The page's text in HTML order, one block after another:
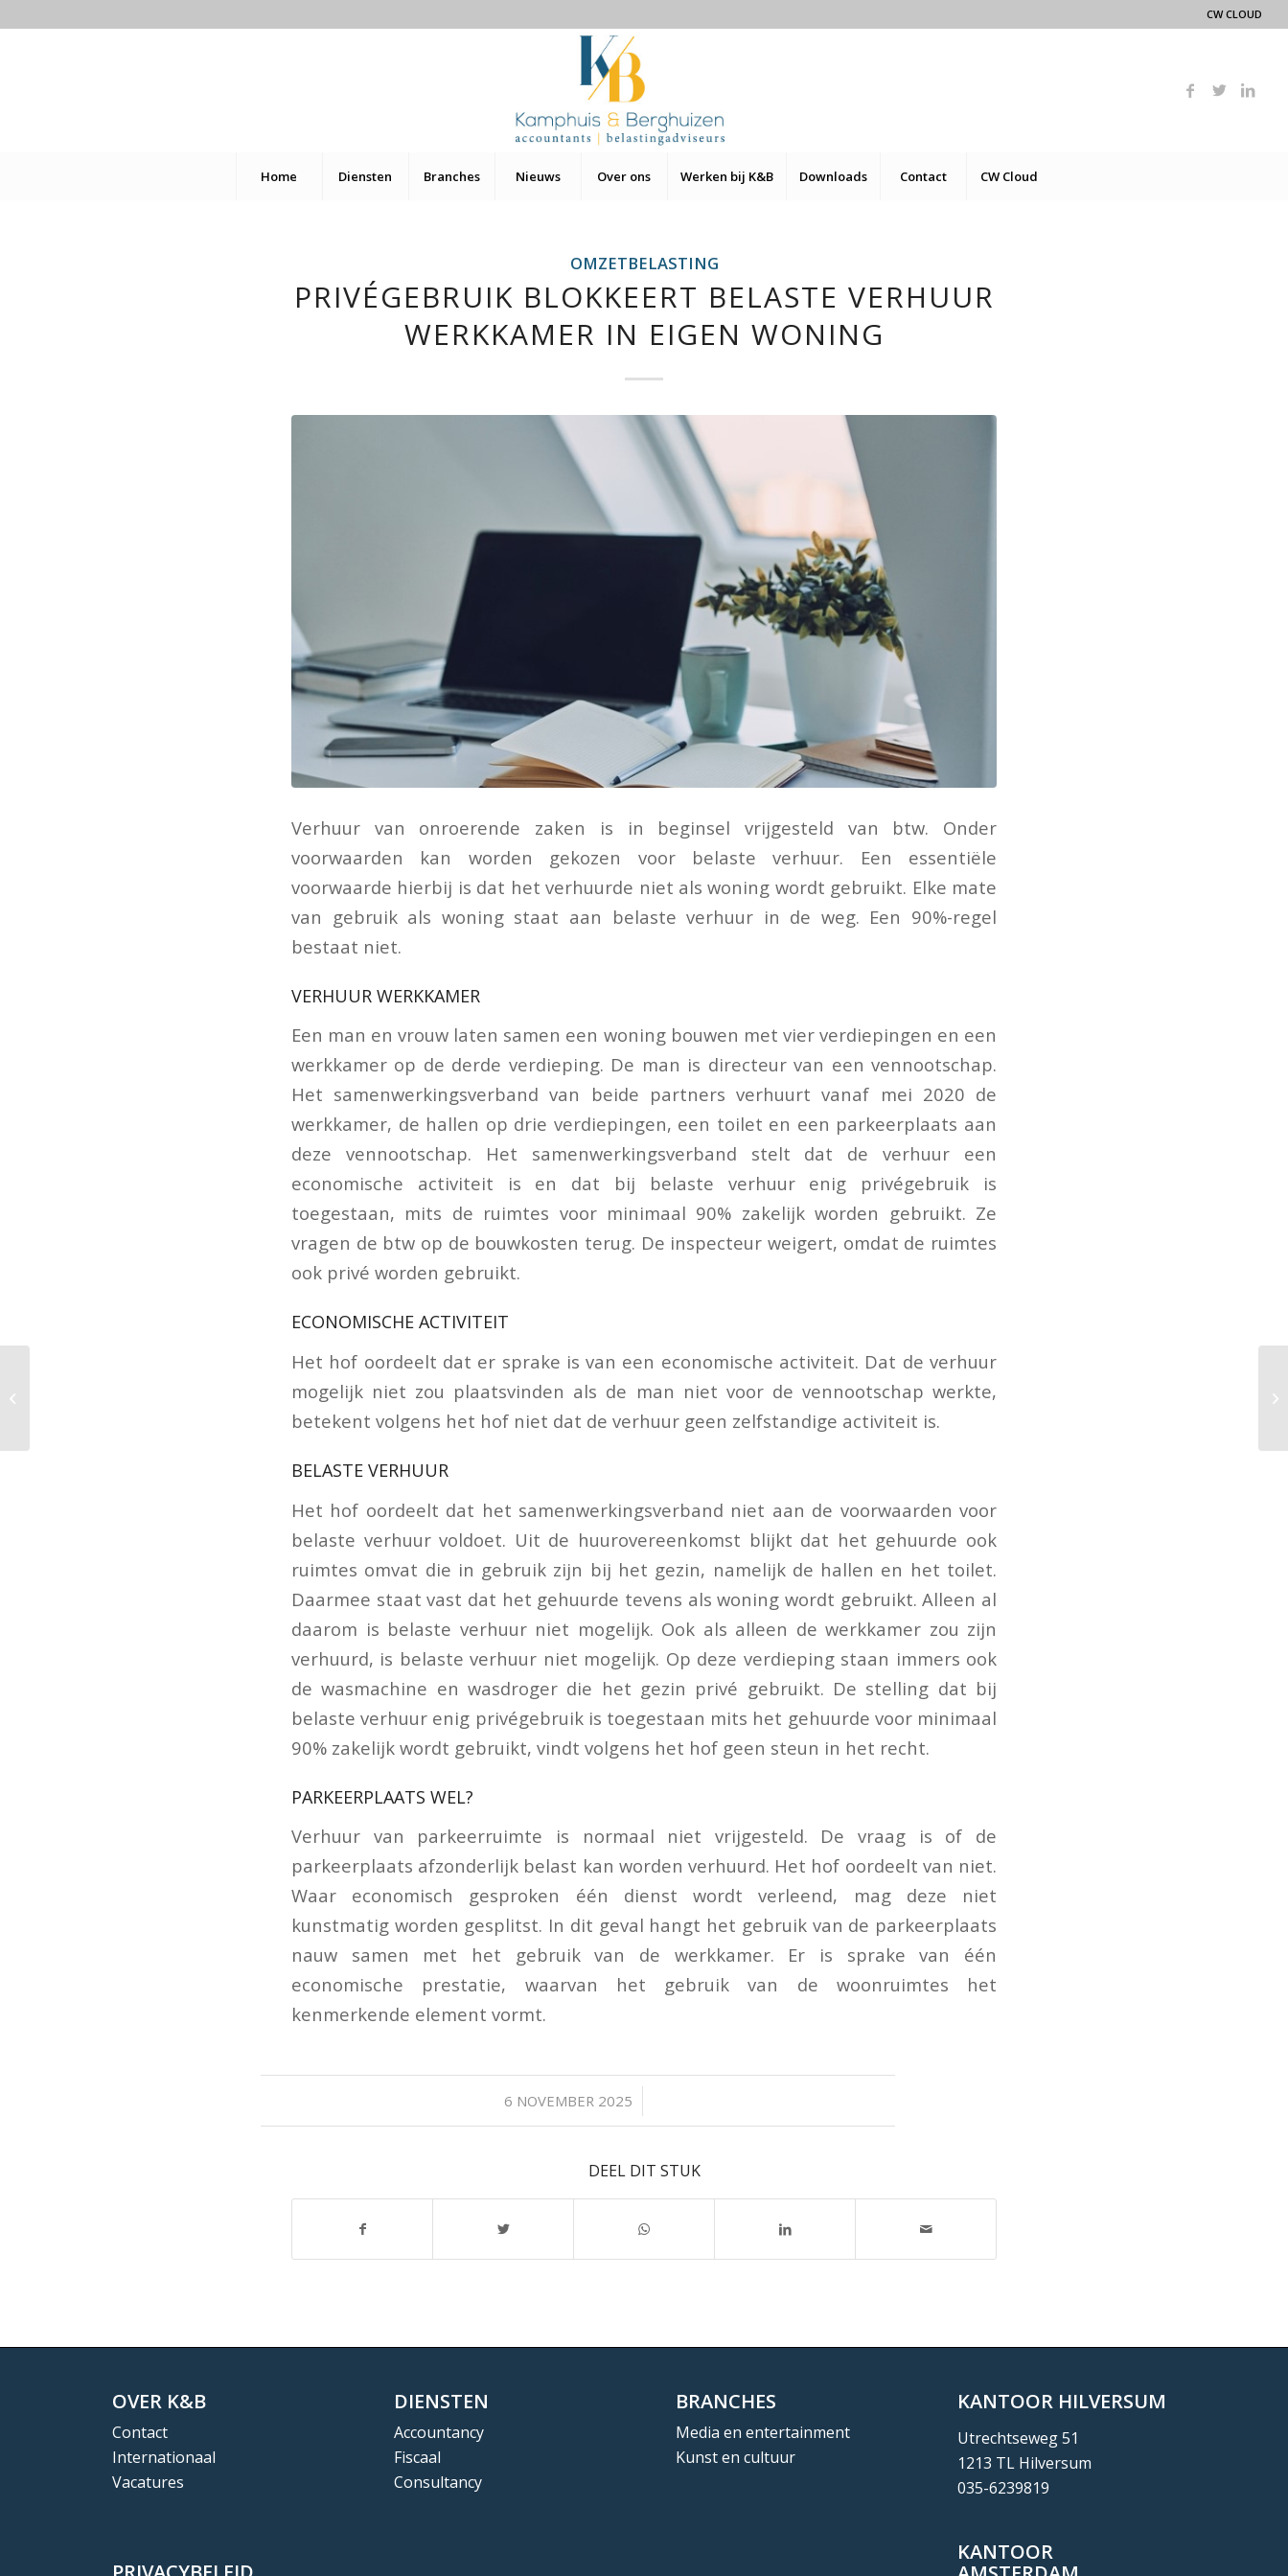
CW CLOUD
Home Diensten Branches Nieuws Over ons Werken bij K&B Downloads Contact CW Cloud
OMZETBELASTING
PRIVÉGEBRUIK BLOKKEERT BELASTE VERHUUR
WERKKAMER IN EIGEN WONING
Verhuur van onroerende zaken is in beginsel vrijgesteld van btw. Onder
voorwaarden kan worden gekozen voor belaste verhuur. Een essentiële
voorwaarde hierbij is dat het verhuurde niet als woning wordt gebruikt. Elke mate
van gebruik als woning staat aan belaste verhuur in de weg. Een 90%-regel
bestaat niet.
VERHUUR WERKKAMER
Een man en vrouw laten samen een woning bouwen met vier verdiepingen en een
werkkamer op de derde verdieping. De man is directeur van een vennootschap.
Het samenwerkingsverband van beide partners verhuurt vanaf mei 2020 de
werkkamer, de hallen op drie verdiepingen, een toilet en een parkeerplaats aan
deze vennootschap. Het samenwerkingsverband stelt dat de verhuur een
economische activiteit is en dat bij belaste verhuur enig privégebruik is
toegestaan, mits de ruimtes voor minimaal 90% zakelijk worden gebruikt. Ze
vragen de btw op de bouwkosten terug. De inspecteur weigert, omdat de ruimtes
ook privé worden gebruikt.
ECONOMISCHE ACTIVITEIT
Het hof oordeelt dat er sprake is van een economische activiteit. Dat de verhuur
mogelijk niet zou plaatsvinden als de man niet voor de vennootschap werkte,
betekent volgens het hof niet dat de verhuur geen zelfstandige activiteit is.
BELASTE VERHUUR
Het hof oordeelt dat het samenwerkingsverband niet aan de voorwaarden voor
belaste verhuur voldoet. Uit de huurovereenkomst blijkt dat het gehuurde ook
ruimtes omvat die in gebruik zijn bij het gezin, namelijk de hallen en het toilet.
Daarmee staat vast dat het gehuurde tevens als woning wordt gebruikt. Alleen al
daarom is belaste verhuur niet mogelijk. Ook als alleen de werkkamer zou zijn
verhuurd, is belaste verhuur niet mogelijk. Op deze verdieping staan immers ook
de wasmachine en wasdroger die het gezin privé gebruikt. De stelling dat bij
belaste verhuur enig privégebruik is toegestaan mits het gehuurde voor minimaal
90% zakelijk wordt gebruikt, vindt volgens het hof geen steun in het recht.
PARKEERPLAATS WEL?
Verhuur van parkeerruimte is normaal niet vrijgesteld. De vraag is of de
parkeerplaats afzonderlijk belast kan worden verhuurd. Het hof oordeelt van niet.
Waar economisch gesproken één dienst wordt verleend, mag deze niet
kunstmatig worden gesplitst. In dit geval hangt het gebruik van de parkeerplaats
nauw samen met het gebruik van de werkkamer. Er is sprake van één
economische prestatie, waarvan het gebruik van de woonruimtes het
kenmerkende element vormt.
6 NOVEMBER 2025
/
DEEL DIT STUK
OVER K&B
Contact
Internationaal
Vacatures
DIENSTEN
Accountancy
Fiscaal
Consultancy
BRANCHES
Media en entertainment
Kunst en cultuur
KANTOOR HILVERSUM
Utrechtseweg 51
1213 TL Hilversum
035-6239819
KANTOOR